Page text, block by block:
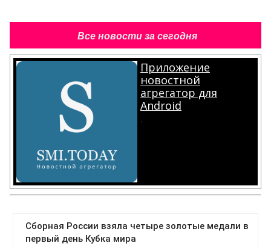
Все новости за сегодня
Приложение
новостной
агрегатор для
Android
.